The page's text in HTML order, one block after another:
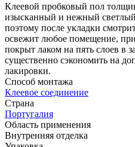
Клеевой пробковый пол
изысканный и нежный
поэтому после укладки
освежит любое помещение,
покрыт лаком на пять слоев в
существенно сэкономить на
лакировки.
Способ монтажа
Клеевое соединение
Страна
Португалия
Область применения
Внутренняя отделка